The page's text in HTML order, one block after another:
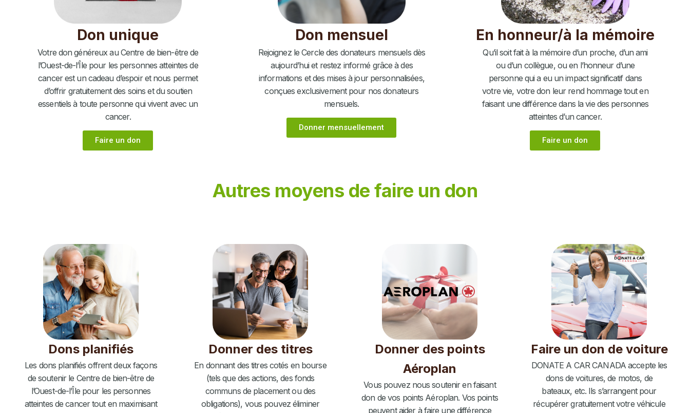
Don unique
Votre don généreux au Centre de bien-être de
l’Ouest-de-l’Île pour les personnes atteintes de
cancer est un cadeau d’espoir et nous permet
d’offrir gratuitement des soins et du soutien
essentiels à toute personne qui vivent avec un
cancer.
Faire un don
Don mensuel
Rejoignez le Cercle des donateurs mensuels dès
aujourd’hui et restez informé grâce à des
informations et des mises à jour personnalisées,
conçues exclusivement pour nos donateurs
mensuels.
Donner mensuellement
En honneur/à la mémoire
Qu’il soit fait à la mémoire d’un proche, d’un ami
ou d’un collègue, ou en l’honneur d’une
personne qui a eu un impact significatif dans
votre vie, votre don leur rend hommage tout en
faisant une différence dans la vie des personnes
atteintes d’un cancer.
Faire un don
Autres moyens de faire un don
Dons planifiés
Les dons planifiés offrent deux façons
de soutenir le Centre de bien-être de
l’Ouest-de-l’Île pour les personnes
atteintes de cancer tout en maximisant
Donner des titres
En donnant des titres cotés en bourse
(tels que des actions, des fonds
communs de placement ou des
obligations), vous pouvez éliminer
Donner des points
Aéroplan
Vous pouvez nous soutenir en faisant
don de vos points Aéroplan. Vos points
peuvent aider à faire une différence
Faire un don de voiture
DONATE A CAR CANADA accepte les
dons de voitures, de motos, de
bateaux, etc. Ils s’arrangent pour
récupérer gratuitement votre véhicule